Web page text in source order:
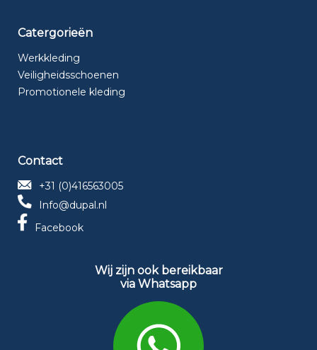
Catergorieën
Werkkleding
Veiligheidsschoenen
Promotionele kleding
Contact
+31 (0)416563005
Info@dupal.nl
Facebook
Wij zijn ook bereikbaar
via Whatsapp